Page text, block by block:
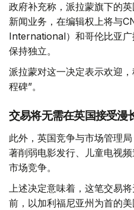
政府补充称，派拉蒙旗下的
新闻业务，在编辑权上将与
International）和哥伦比亚广
保持独立。
派拉蒙对这一决定表示欢迎
程碑”。
交易将无需在英国接受漫
此外，英国竞争与市场管理
著削弱电影发行、儿童电视
市场竞争。
上述决定意味着，这笔交易
前，以加利福尼亚州为首的